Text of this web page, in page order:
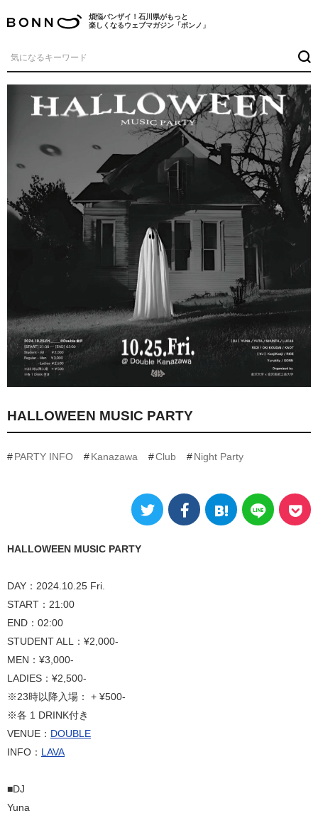
煩悩バンザイ！石川県がもっと
楽しくなるウェブマガジン「ボンノ」
HALLOWEEN MUSIC PARTY
PARTY INFO Kanazawa Club Night Party
HALLOWEEN MUSIC PARTY
DAY：2024.10.25 Fri.
START：21:00
END：02:00
STUDENT ALL：¥2,000-
MEN：¥3,000-
LADIES：¥2,500-
※23時以降入場： + ¥500-
※各 1 DRINK付き
VENUE： DOUBLE
INFO： LAVA
■DJ
Yuna